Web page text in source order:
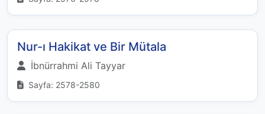
Nur-ı Hakikat ve Bir Mütala
İbnürrahmi Ali Tayyar
Sayfa: 2578-2580